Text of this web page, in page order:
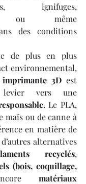
ignifuges,
ou même
des conditions
de plus en plus
3D est
. Le PLA,
maïs ou de canne à
en matière de
alternatives
recyclés
(bois, coquillage,
matériaux